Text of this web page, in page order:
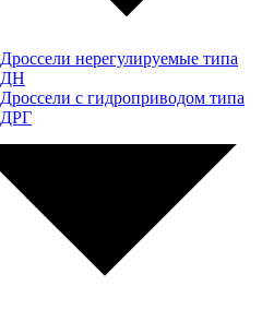
Дроссели нерегулируемые типа
ДН
Дроссели с гидроприводом типа
ДРГ